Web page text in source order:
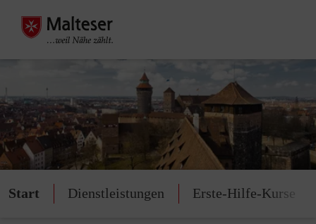
Start Dienstleistungen Erste-Hilfe-Kurse